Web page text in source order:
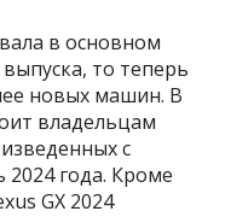
в основном
то теперь
новых машин. В
владельцам
с
2024 года. Кроме
GX 2024